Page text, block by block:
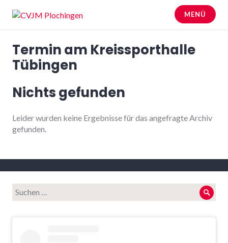
Inhalt
springen
CVJM Plochingen
MENÜ
Termin am Kreissporthalle
Tübingen
Nichts gefunden
Leider wurden keine Ergebnisse für das angefragte Archiv
gefunden.
Suche
nach: